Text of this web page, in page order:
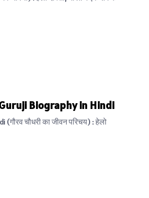
Guruji Biography in Hindi
चौधरी का जीवन परिचय) : हेलो